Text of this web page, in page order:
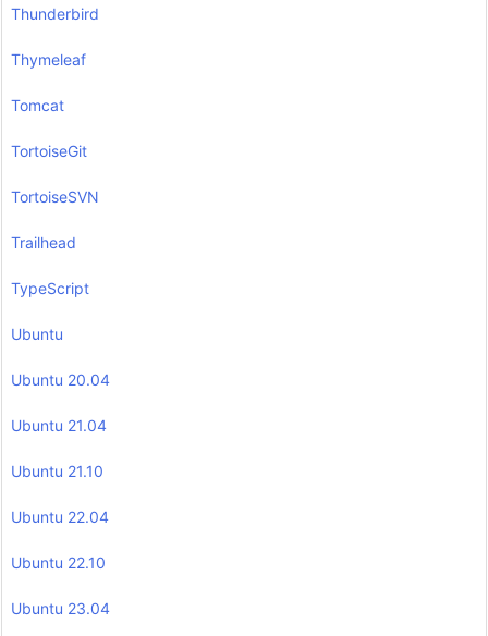
Thunderbird
Thymeleaf
Tomcat
TortoiseGit
TortoiseSVN
Trailhead
TypeScript
Ubuntu
Ubuntu 20.04
Ubuntu 21.04
Ubuntu 21.10
Ubuntu 22.04
Ubuntu 22.10
Ubuntu 23.04